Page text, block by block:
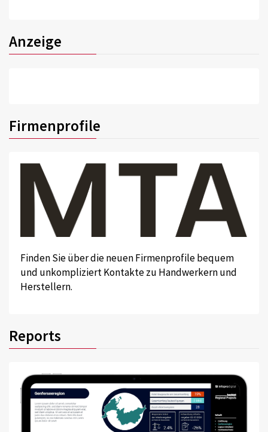
Anzeige
Firmenprofile
Finden Sie über die neuen Firmenprofile bequem
und unkompliziert Kontakte zu Handwerkern und
Herstellern.
Reports